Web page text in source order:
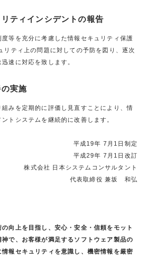
ティインシデントの報告
等を充分に考慮した情報セキュリティ保護
リティ上の問題に対しての予防を図り、逐次
速に対応を致します。
実施
みを定期的に評価し見直すことにより、情
トシステムを継続的に改善します。
平成19年 7月1日制定
平成29年 7月1日改訂
株式会社 日本システムコンサルタント
代表取締役 兼坂 和弘
向上を目指し、安心・安全・信頼をモット
で、お客様が満足するソフトウェア製品の
報セキュリティを意識し、機密情報を厳密